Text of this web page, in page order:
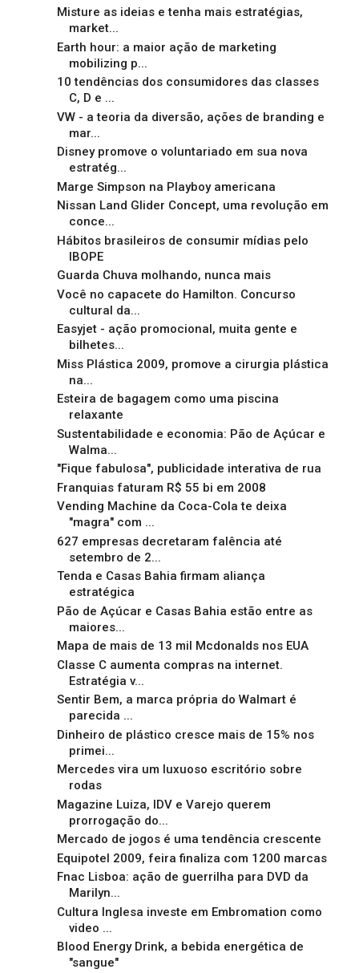
Misture as ideias e tenha mais estratégias,
market...
Earth hour: a maior ação de marketing
mobilizing p...
10 tendências dos consumidores das classes
C, D e ...
VW - a teoria da diversão, ações de branding e
mar...
Disney promove o voluntariado em sua nova
estratég...
Marge Simpson na Playboy americana
Nissan Land Glider Concept, uma revolução em
conce...
Hábitos brasileiros de consumir mídias pelo
IBOPE
Guarda Chuva molhando, nunca mais
Você no capacete do Hamilton. Concurso
cultural da...
Easyjet - ação promocional, muita gente e
bilhetes...
Miss Plástica 2009, promove a cirurgia plástica
na...
Esteira de bagagem como uma piscina
relaxante
Sustentabilidade e economia: Pão de Açúcar e
Walma...
"Fique fabulosa", publicidade interativa de rua
Franquias faturam R$ 55 bi em 2008
Vending Machine da Coca-Cola te deixa
"magra" com ...
627 empresas decretaram falência até
setembro de 2...
Tenda e Casas Bahia firmam aliança
estratégica
Pão de Açúcar e Casas Bahia estão entre as
maiores...
Mapa de mais de 13 mil Mcdonalds nos EUA
Classe C aumenta compras na internet.
Estratégia v...
Sentir Bem, a marca própria do Walmart é
parecida ...
Dinheiro de plástico cresce mais de 15% nos
primei...
Mercedes vira um luxuoso escritório sobre
rodas
Magazine Luiza, IDV e Varejo querem
prorrogação do...
Mercado de jogos é uma tendência crescente
Equipotel 2009, feira finaliza com 1200 marcas
Fnac Lisboa: ação de guerrilha para DVD da
Marilyn...
Cultura Inglesa investe em Embromation como
video ...
Blood Energy Drink, a bebida energética de
"sangue"